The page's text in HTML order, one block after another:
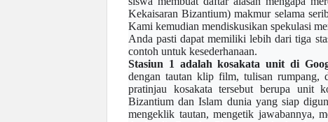
Kekaisaran Bizantium) makmur selama
Kami kemudian mendiskusikan spekulasi
Anda pasti dapat memiliki lebih dari tiga
contoh untuk kesederhanaan.
Stasiun 1 adalah kosakata unit di
dengan tautan klip film, tulisan rumpang,
pratinjau kosakatatersebut berupa unit
Bizantium dan Islam dunia yang siap
mengeklik tautan, mengetik jawabannya,